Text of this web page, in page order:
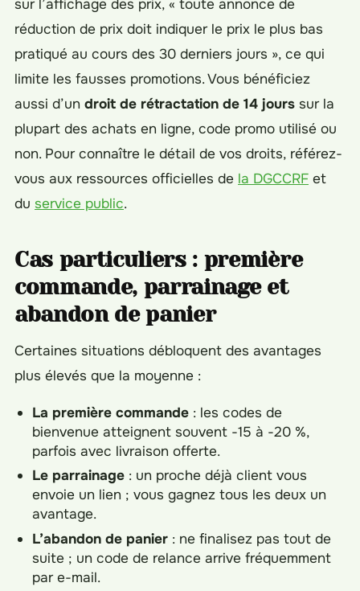
sur l’affichage des prix, « toute annonce de
réduction de prix doit indiquer le prix le plus bas
pratiqué au cours des 30 derniers jours », ce qui
limite les fausses promotions. Vous bénéficiez
aussi d’un droit de rétractation de 14 jours sur la
plupart des achats en ligne, code promo utilisé ou
non. Pour connaître le détail de vos droits, référez-
vous aux ressources officielles de la DGCCRF et
du service public.
Cas particuliers : première
commande, parrainage et
abandon de panier
Certaines situations débloquent des avantages
plus élevés que la moyenne :
La première commande : les codes de
bienvenue atteignent souvent -15 à -20 %,
parfois avec livraison offerte.
Le parrainage : un proche déjà client vous
envoie un lien ; vous gagnez tous les deux un
avantage.
L’abandon de panier : ne finalisez pas tout de
suite ; un code de relance arrive fréquemment
par e-mail.